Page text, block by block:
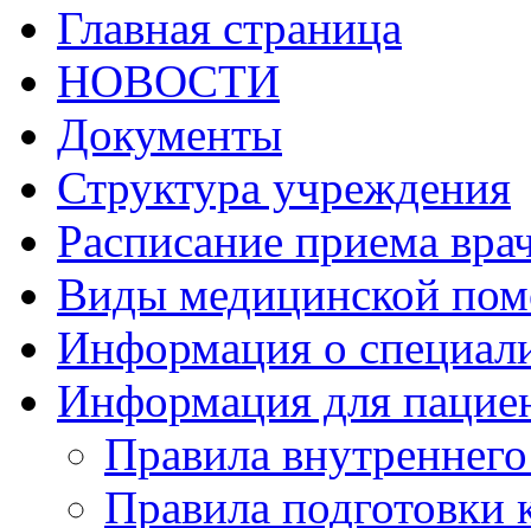
Главная страница
НОВОСТИ
Документы
Структура учреждения
Расписание приема
Виды медицинской
Информация о
Информация для
Правила
Правила подготовки